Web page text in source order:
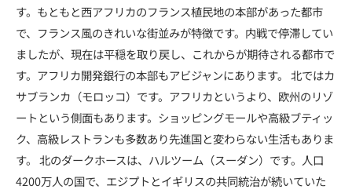
す。もともと西アフリカのフランス植民地の本部があった都市
で、フランス風のきれいな街並みが特徴です。内戦で停滞してい
ましたが、現在は平穏を取り戻し、これからが期待される都市で
す。アフリカ開発銀行の本部もアビジャンにあります。 北ではカ
サブランカ（モロッコ）です。アフリカというより、欧州のリゾ
ートという側面もあります。ショッピングモールや高級ブティッ
ク、高級レストランも多数あり先進国と変わらない生活もありま
す。 北のダークホースは、ハルツーム（スーダン）です。人口
4200万人の国で、エジプトとイギリスの共同統治が続いていた